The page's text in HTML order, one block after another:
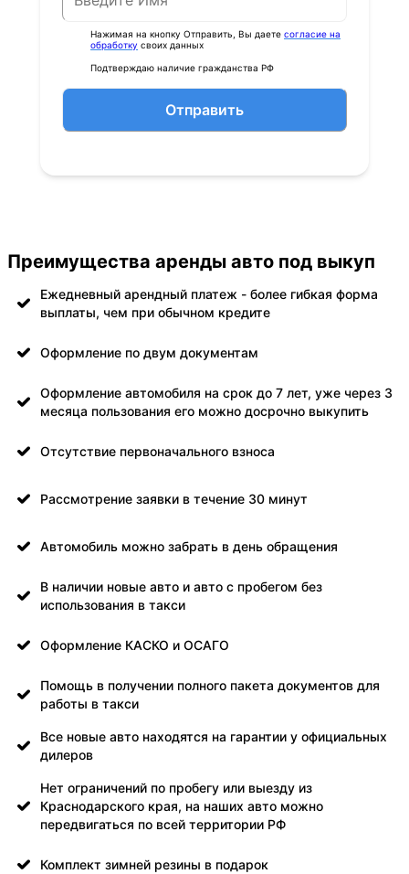
Нажимая на кнопку Отправить, Вы даете согласие на
обработку своих данных
Подтверждаю наличие гражданства РФ
Отправить
Преимущества аренды авто под выкуп
Ежедневный арендный платеж - более гибкая форма
выплаты, чем при обычном кредите
Оформление по двум документам
Оформление автомобиля на срок до 7 лет, уже через 3
месяца пользования его можно досрочно выкупить
Отсутствие первоначального взноса
Рассмотрение заявки в течение 30 минут
Автомобиль можно забрать в день обращения
В наличии новые авто и авто с пробегом без
использования в такси
Оформление КАСКО и ОСАГО
Помощь в получении полного пакета документов для
работы в такси
Все новые авто находятся на гарантии у официальных
дилеров
Нет ограничений по пробегу или выезду из
Краснодарского края, на наших авто можно
передвигаться по всей территории РФ
Комплект зимней резины в подарок